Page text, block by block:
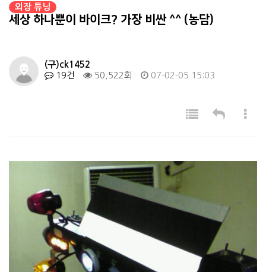
외장 튜닝
세상 하나뿐이 바이크? 가장 비싼 ^^ (농담)
(구)ck1452
19건
50,522회 07-02-05 15:03